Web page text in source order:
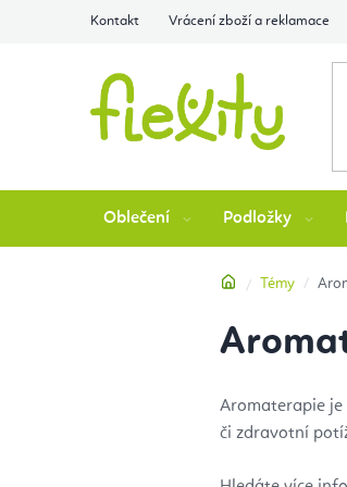
Kontakt Vrácení zboží a reklamace
Oblečení Podložky
DomůTémy
Aromaterapie
či zdravotní